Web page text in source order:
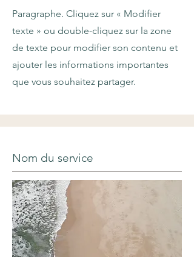
Paragraphe. Cliquez sur « Modifier
texte » ou double-cliquez sur la zone
de texte pour modifier son contenu et
ajouter les informations importantes
que vous souhaitez partager.
Nom du service